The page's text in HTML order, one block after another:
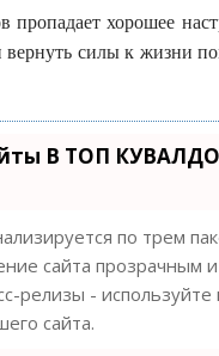
пропадает хорошее
вернуть силы к жизни
В ТОП
по трем
сайта прозрачным
релизы -
сайта.